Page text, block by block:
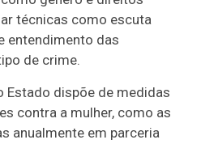
técnicas como escuta
entendimento das
de crime.
Estado dispõe de medidas
contra a mulher, como as
anualmente em parceria